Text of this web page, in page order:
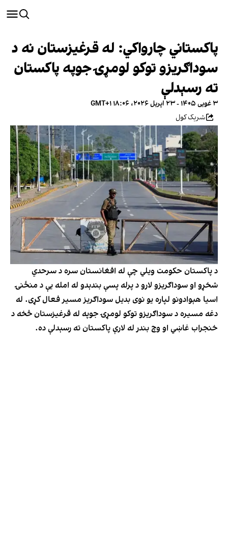
پاکستاني چارواکي: له قرغیزستان نه د
سوداګریزو توکو لومړۍ جوپه پاکستان
ته رسېدلې
۳ غویی ۱۴۰۵ - ۲۳ اپریل ۲۰۲۶، ۱۸:۰۶ GMT+۱
شریک کول
د پاکستان حکومت ویلي چې له افغانستان سره د سرحدي
شخړو او سوداګریزو لارو د پرله پسې بندېدو له امله یې د منځنۍ
اسیا هېوادونو لپاره یو نوی بدیل سوداګریز مسیر فعال کړی. له
دغه مسیره د سوداګریزو توکو لومړۍ جوپه له قرغیزستان څخه د
خنجراب غاښي او وچ بندر له لارې پاکستان ته رسېدلې ده.